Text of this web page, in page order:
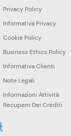
Privacy Policy
Informativa Privacy
Cookie Policy
Business Ethics Policy
Informativa Clienti
Note Legali
Informazioni Attività
Recupero Dei Crediti